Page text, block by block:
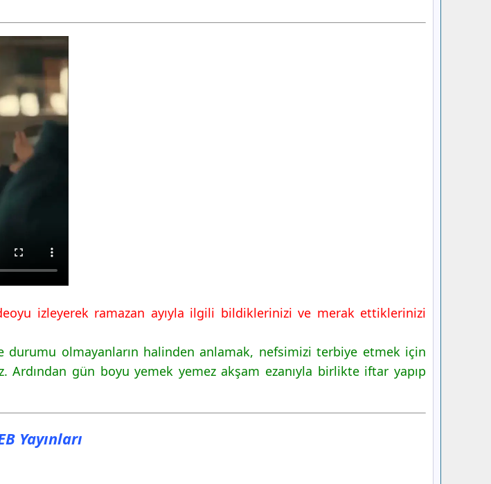
izleyerek ramazan ayıyla ilgili bildiklerinizi ve merak ettiklerinizi
durumu olmayanların halinden anlamak, nefsimizi terbiye etmek için
Ardından gün boyu yemek yemez akşam ezanıyla birlikte iftar yapıp
Yayınları